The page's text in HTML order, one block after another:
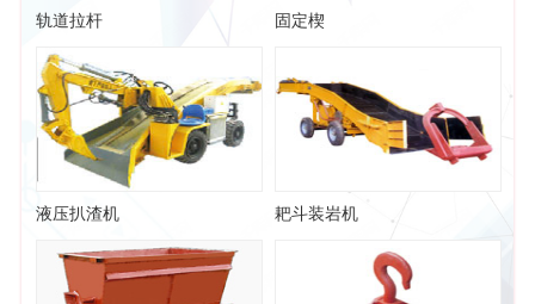
轨道拉杆 固定楔
液压扒渣机 耙斗装岩机